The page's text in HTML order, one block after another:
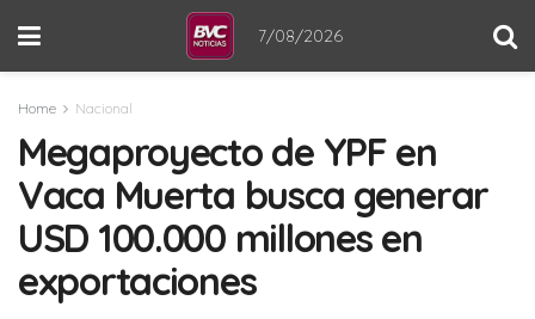
7/08/2026
Home Nacional
Megaproyecto de YPF en
Vaca Muerta busca generar
USD 100.000 millones en
exportaciones